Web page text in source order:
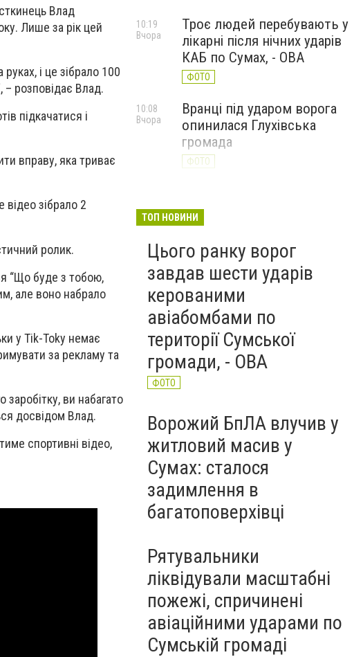
Влад
Лише за рік цей
і це зібрало 100
– розповідає Влад.
підкачатися і
вправу, яка триває
зібрало 2
ролик.
“Що буде з тобою,
але воно набрало
у Tik-Tokу немає
за рекламу та
ви набагато
досвідом Влад.
спортивні відео,
Троє людей перебувають у
лікарні після нічних ударів
КАБ по Сумах, - ОВА
ФОТО
10:19
Вчора
Вранці під ударом ворога
опинилася Глухівська
громада
ФОТО
10:08
Вчора
ТОП НОВИНИ
Цього ранку ворог
завдав шести ударів
керованими
авіабомбами по
території Сумської
громади, - ОВА
ФОТО
Ворожий БпЛА влучив у
житловий масив у
Сумах: сталося
задимлення в
багатоповерхівці
Рятувальники
ліквідували масштабні
пожежі, спричинені
авіаційними ударами по
Сумській громаді